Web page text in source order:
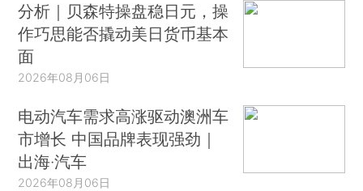
分析｜贝森特操盘稳日元，操
作巧思能否撬动美日货币基本
面
2026年08月06日
电动汽车需求高涨驱动澳洲车
市增长 中国品牌表现强劲｜
出海·汽车
2026年08月06日